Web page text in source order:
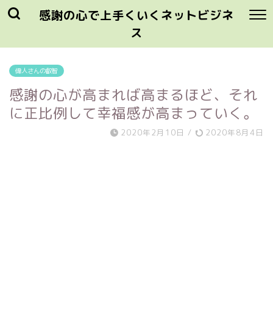
感謝の心で上手くいくネットビジネ
ス
偉人さんの叡智
感謝の心が高まれば高まるほど、それ
に正比例して幸福感が高まっていく。
2020年2月10日 / 2020年8月4日